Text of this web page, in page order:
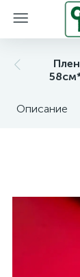
Описание